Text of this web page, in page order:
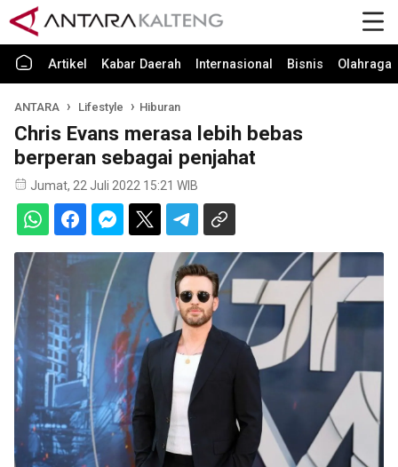
Artikel Kabar Daerah Internasional Bisnis Olahraga
ANTARA Lifestyle Hiburan
Chris Evans merasa lebih bebas
berperan sebagai penjahat
Jumat, 22 Juli 2022 15:21 WIB